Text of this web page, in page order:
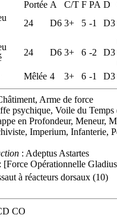
Portée A C/T F PA D
24 D6 3+ 5 -1 D3
24 D6 3+ 6 -2 D3
Mêlée 4 3+ 6 -1 D3
Arme de force
psychique, Voile du Temps
en Profondeur, Meneur,
Imperium, Infanterie,
: Adeptus Astartes
: [Force Opérationnelle
à réacteurs dorsaux (10)
CO